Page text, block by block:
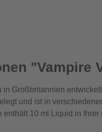
"Vampire
in Großbritannien
und ist in
10 ml Liquid in Ihrer